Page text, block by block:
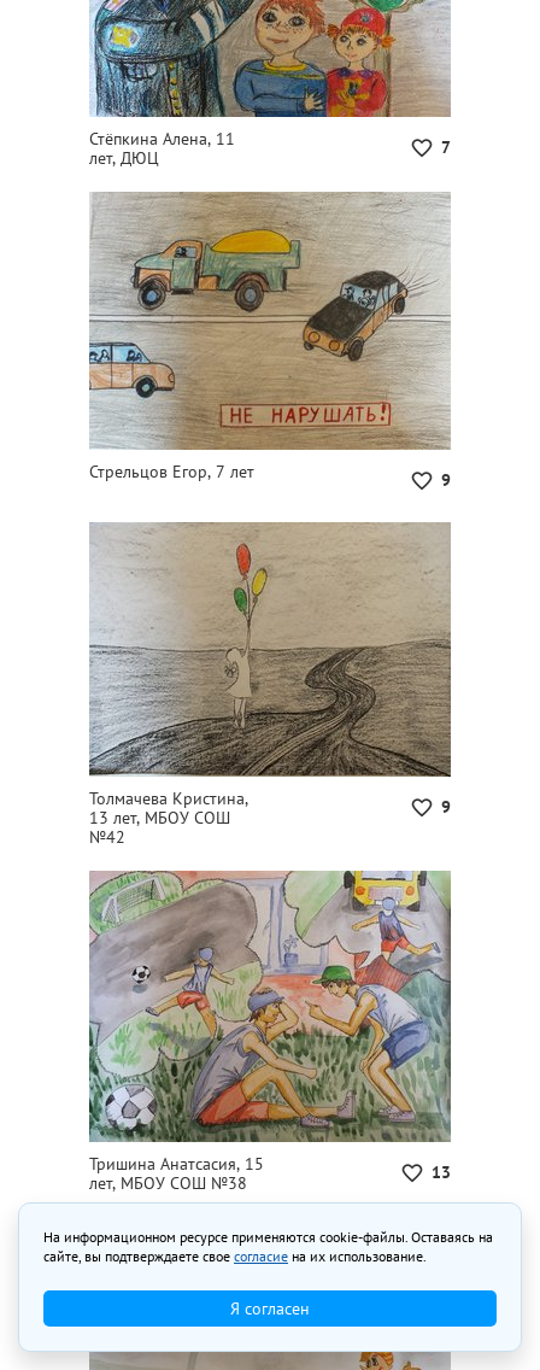
7
Стёпкина Алена, 11
лет, ДЮЦ
9
Стрельцов Егор, 7 лет
9
Толмачева Кристина,
13 лет, МБОУ СОШ
№42
13
Тришина Анатсасия, 15
лет, МБОУ СОШ №38
На информационном ресурсе применяются cookie-файлы. Оставаясь на
сайте, вы подтверждаете свое согласие на их использование.
Я согласен